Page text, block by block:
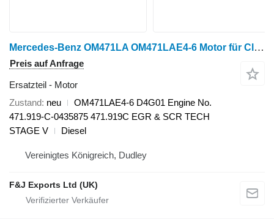
Mercedes-Benz OM471LA OM471LAE4-6 Motor für Claas Xerion Getreideernter
Preis auf Anfrage
Ersatzteil - Motor
Zustand neu
OM471LAE4-6 D4G01 Engine No.
471.919-C-0435875 471.919C EGR & SCR TECH
STAGE V
Diesel
Vereinigtes Königreich, Dudley
F&J Exports Ltd (UK)